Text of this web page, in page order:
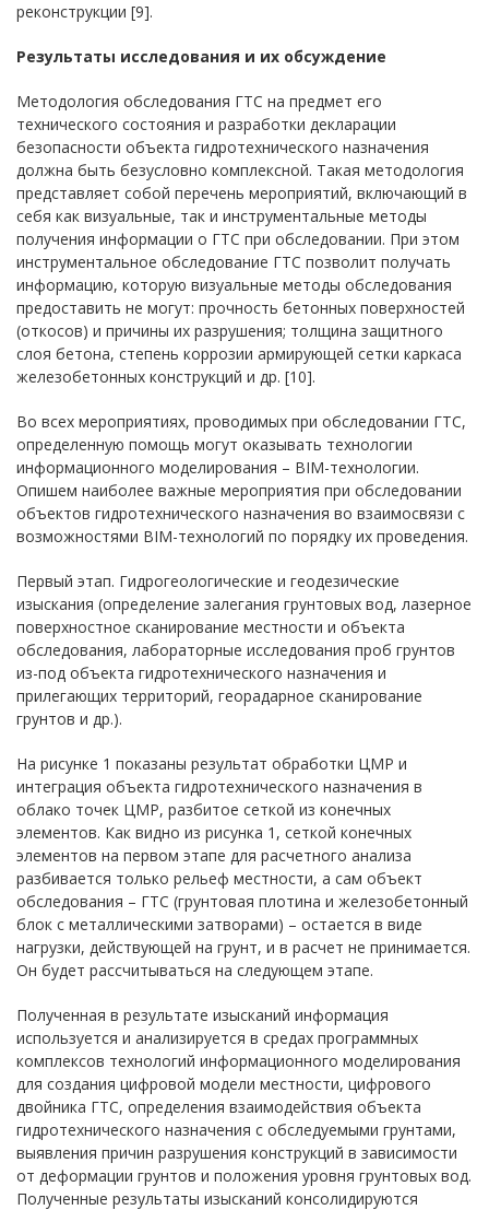
реконструкции [9].
Результаты исследования и их обсуждение
Методология обследования ГТС на предмет его
технического состояния и разработки декларации
безопасности объекта гидротехнического назначения
должна быть безусловно комплексной. Такая методология
представляет собой перечень мероприятий, включающий в
себя как визуальные, так и инструментальные методы
получения информации о ГТС при обследовании. При этом
инструментальное обследование ГТС позволит получать
информацию, которую визуальные методы обследования
предоставить не могут: прочность бетонных поверхностей
(откосов) и причины их разрушения; толщина защитного
слоя бетона, степень коррозии армирующей сетки каркаса
железобетонных конструкций и др. [10].
Во всех мероприятиях, проводимых при обследовании ГТС,
определенную помощь могут оказывать технологии
информационного моделирования – BIM-технологии.
Опишем наиболее важные мероприятия при обследовании
объектов гидротехнического назначения во взаимосвязи с
возможностями BIM-технологий по порядку их проведения.
Первый этап. Гидрогеологические и геодезические
изыскания (определение залегания грунтовых вод, лазерное
поверхностное сканирование местности и объекта
обследования, лабораторные исследования проб грунтов
из-под объекта гидротехнического назначения и
прилегающих территорий, георадарное сканирование
грунтов и др.).
На рисунке 1 показаны результат обработки ЦМР и
интеграция объекта гидротехнического назначения в
облако точек ЦМР, разбитое сеткой из конечных
элементов. Как видно из рисунка 1, сеткой конечных
элементов на первом этапе для расчетного анализа
разбивается только рельеф местности, а сам объект
обследования – ГТС (грунтовая плотина и железобетонный
блок с металлическими затворами) – остается в виде
нагрузки, действующей на грунт, и в расчет не принимается.
Он будет рассчитываться на следующем этапе.
Полученная в результате изысканий информация
используется и анализируется в средах программных
комплексов технологий информационного моделирования
для создания цифровой модели местности, цифрового
двойника ГТС, определения взаимодействия объекта
гидротехнического назначения с обследуемыми грунтами,
выявления причин разрушения конструкций в зависимости
от деформации грунтов и положения уровня грунтовых вод.
Полученные результаты изысканий консолидируются